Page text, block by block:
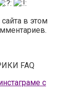
в этом
FAQ